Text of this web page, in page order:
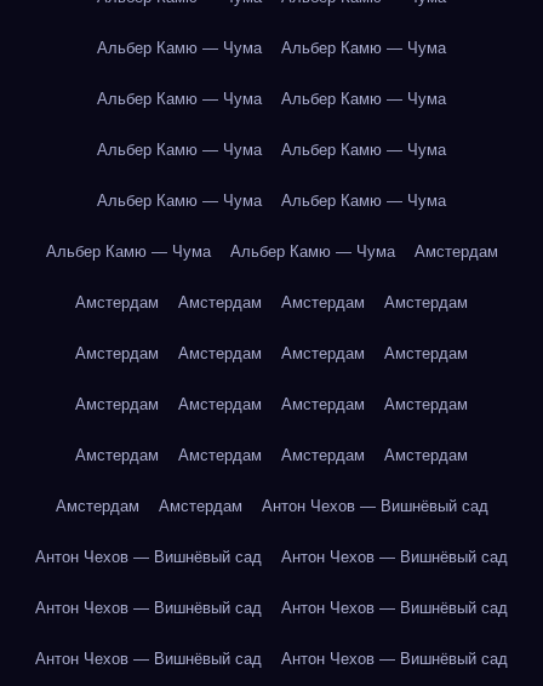
Альбер Камю — Чума Альбер Камю — Чума
Альбер Камю — Чума Альбер Камю — Чума
Альбер Камю — Чума Альбер Камю — Чума
Альбер Камю — Чума Альбер Камю — Чума
Альбер Камю — Чума Альбер Камю — Чума Амстердам
Амстердам Амстердам Амстердам Амстердам
Амстердам Амстердам Амстердам Амстердам
Амстердам Амстердам Амстердам Амстердам
Амстердам Амстердам Амстердам Амстердам
Амстердам Амстердам Антон Чехов — Вишнёвый сад
Антон Чехов — Вишнёвый сад Антон Чехов — Вишнёвый сад
Антон Чехов — Вишнёвый сад Антон Чехов — Вишнёвый сад
Антон Чехов — Вишнёвый сад Антон Чехов — Вишнёвый сад